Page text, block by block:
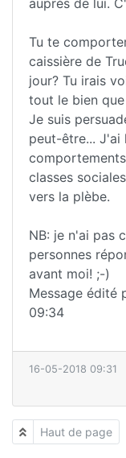
auprès de lui.
Tu te
caissière de
jour? Tu irais
tout le bien
Je suis
peut-être... J'ai
classes
vers la plèbe.
NB: je n'ai pas
personnes
avant moi! ;-)
Message édité
09:34
16-05-2018 09:31
Haut de page